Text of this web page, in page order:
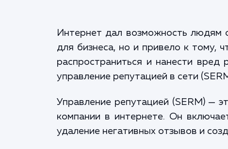
Интернет дал возможность людям
для бизнеса, но и привело к тому,
распространиться и нанести вред
управление репутацией в сети
Управление репутацией (SERM) —
компании в интернете. Он
удаление негативных отзывов и